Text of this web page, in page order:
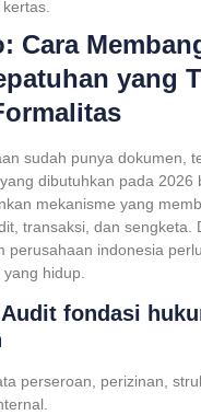
Cara
yang
sudah punya dokumen,
dibutuhkan pada 2026
mekanisme yang
transaksi, dan sengketa.
perusahaan indonesia
hidup.
fondasi
perseroan, perizinan,